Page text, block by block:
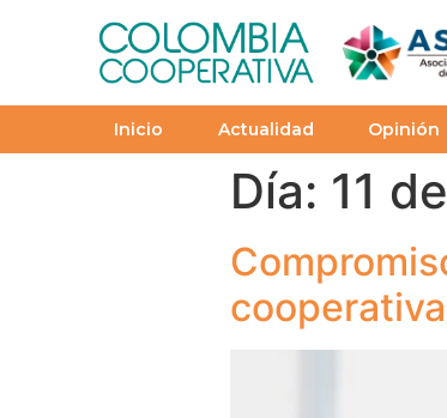
Inicio Actualidad Opinión
Día: 11